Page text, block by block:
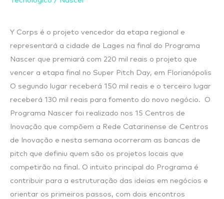
Y Corps é o projeto vencedor da etapa regional e
representará a cidade de Lages na final do Programa
Nascer que premiará com 220 mil reais o projeto que
vencer a etapa final no Super Pitch Day, em Florianópolis
O segundo lugar receberá 150 mil reais e o terceiro lugar
receberá 130 mil reais para fomento do novo negócio. O
Programa Nascer foi realizado nos 15 Centros de
Inovação que compõem a Rede Catarinense de Centros
de Inovação e nesta semana ocorreram as bancas de
pitch que definiu quem são os projetos locais que
competirão na final. O intuito principal do Programa é
contribuir para a estruturação das ideias em negócios e
orientar os primeiros passos, com dois encontros
no
para
auxiliar
projetos
de
pesquisa